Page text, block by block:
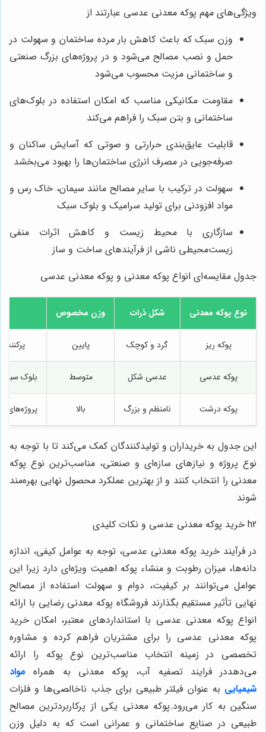
ویژگی‌های مهم پوکه معدنی عدسی عبارتند از
وزن سبک که باعث کاهش بار مرده ساختمان و سهولت در
حمل و نصب مصالح می‌شود و در پروژه‌های بزرگ صنعتی
و ساختمانی مزیت محسوب می‌شود
مقاومت مکانیکی مناسب که امکان استفاده در بلوک‌های
ساختمانی و بتن سبک را فراهم می‌کند
قابلیت عایق‌بندی حرارتی و صوتی که آسایش ساکنان و
صرفه‌جویی در مصرف انرژی ساختمان‌ها را بهبود می‌بخشد
سهولت در ترکیب با سایر مصالح مانند سیمان، خاک رس و
مواد افزودنی برای تولید سرامیک و بلوک سبک
سازگاری با محیط زیست و کاهش اثرات منفی
زیست‌محیطی ناشی از فرآیندهای ساخت و ساز
جدول مقایسه‌ای انواع پوکه معدنی و پوکه معدنی عدسی
نوع پوکه معدنی شکل ذرات وزن مخصوص
پوکه ریز گرد و کوچک پایین
پوکه عدسی عدسی شکل متوسط بلوک
پوکه درشت نامنظم و بزرگ بالا پروژه‌های
این جدول به خریداران و تولیدکنندگان کمک می‌کند تا با توجه به
نوع پروژه و نیازهای سازه‌ای و صنعتی، مناسب‌ترین نوع پوکه
معدنی را انتخاب کنند و از بهترین عملکرد محصول نهایی بهره‌مند
شوند
h2 خرید پوکه معدنی عدسی و نکات کلیدی
در فرآیند خرید پوکه معدنی عدسی، توجه به عوامل کیفی، اندازه
دانه‌ها، میزان رطوبت و منشاء پوکه اهمیت ویژه‌ای دارد زیرا این
عوامل می‌توانند بر کیفیت، دوام و سهولت استفاده از مصالح
نهایی تأثیر مستقیم بگذارند فروشگاه پوکه معدنی رضایی با ارائه
انواع پوکه معدنی عدسی با استانداردهای معتبر، امکان خرید
پوکه معدنی عدسی را برای مشتریان فراهم کرده و مشاوره
تخصصی در زمینه انتخاب مناسب‌ترین نوع پوکه را ارائه
می‌دهددر فرایند تصفیه آب، پوکه معدنی به همراه مواد
شیمیایی به عنوان فیلتر طبیعی برای جذب ناخالصی‌ها و فلزات
سنگین به کار می‌رود.پوکه معدنی یکی از پرکاربردترین مصالح
طبیعی در صنایع ساختمانی و عمرانی است که به دلیل وزن